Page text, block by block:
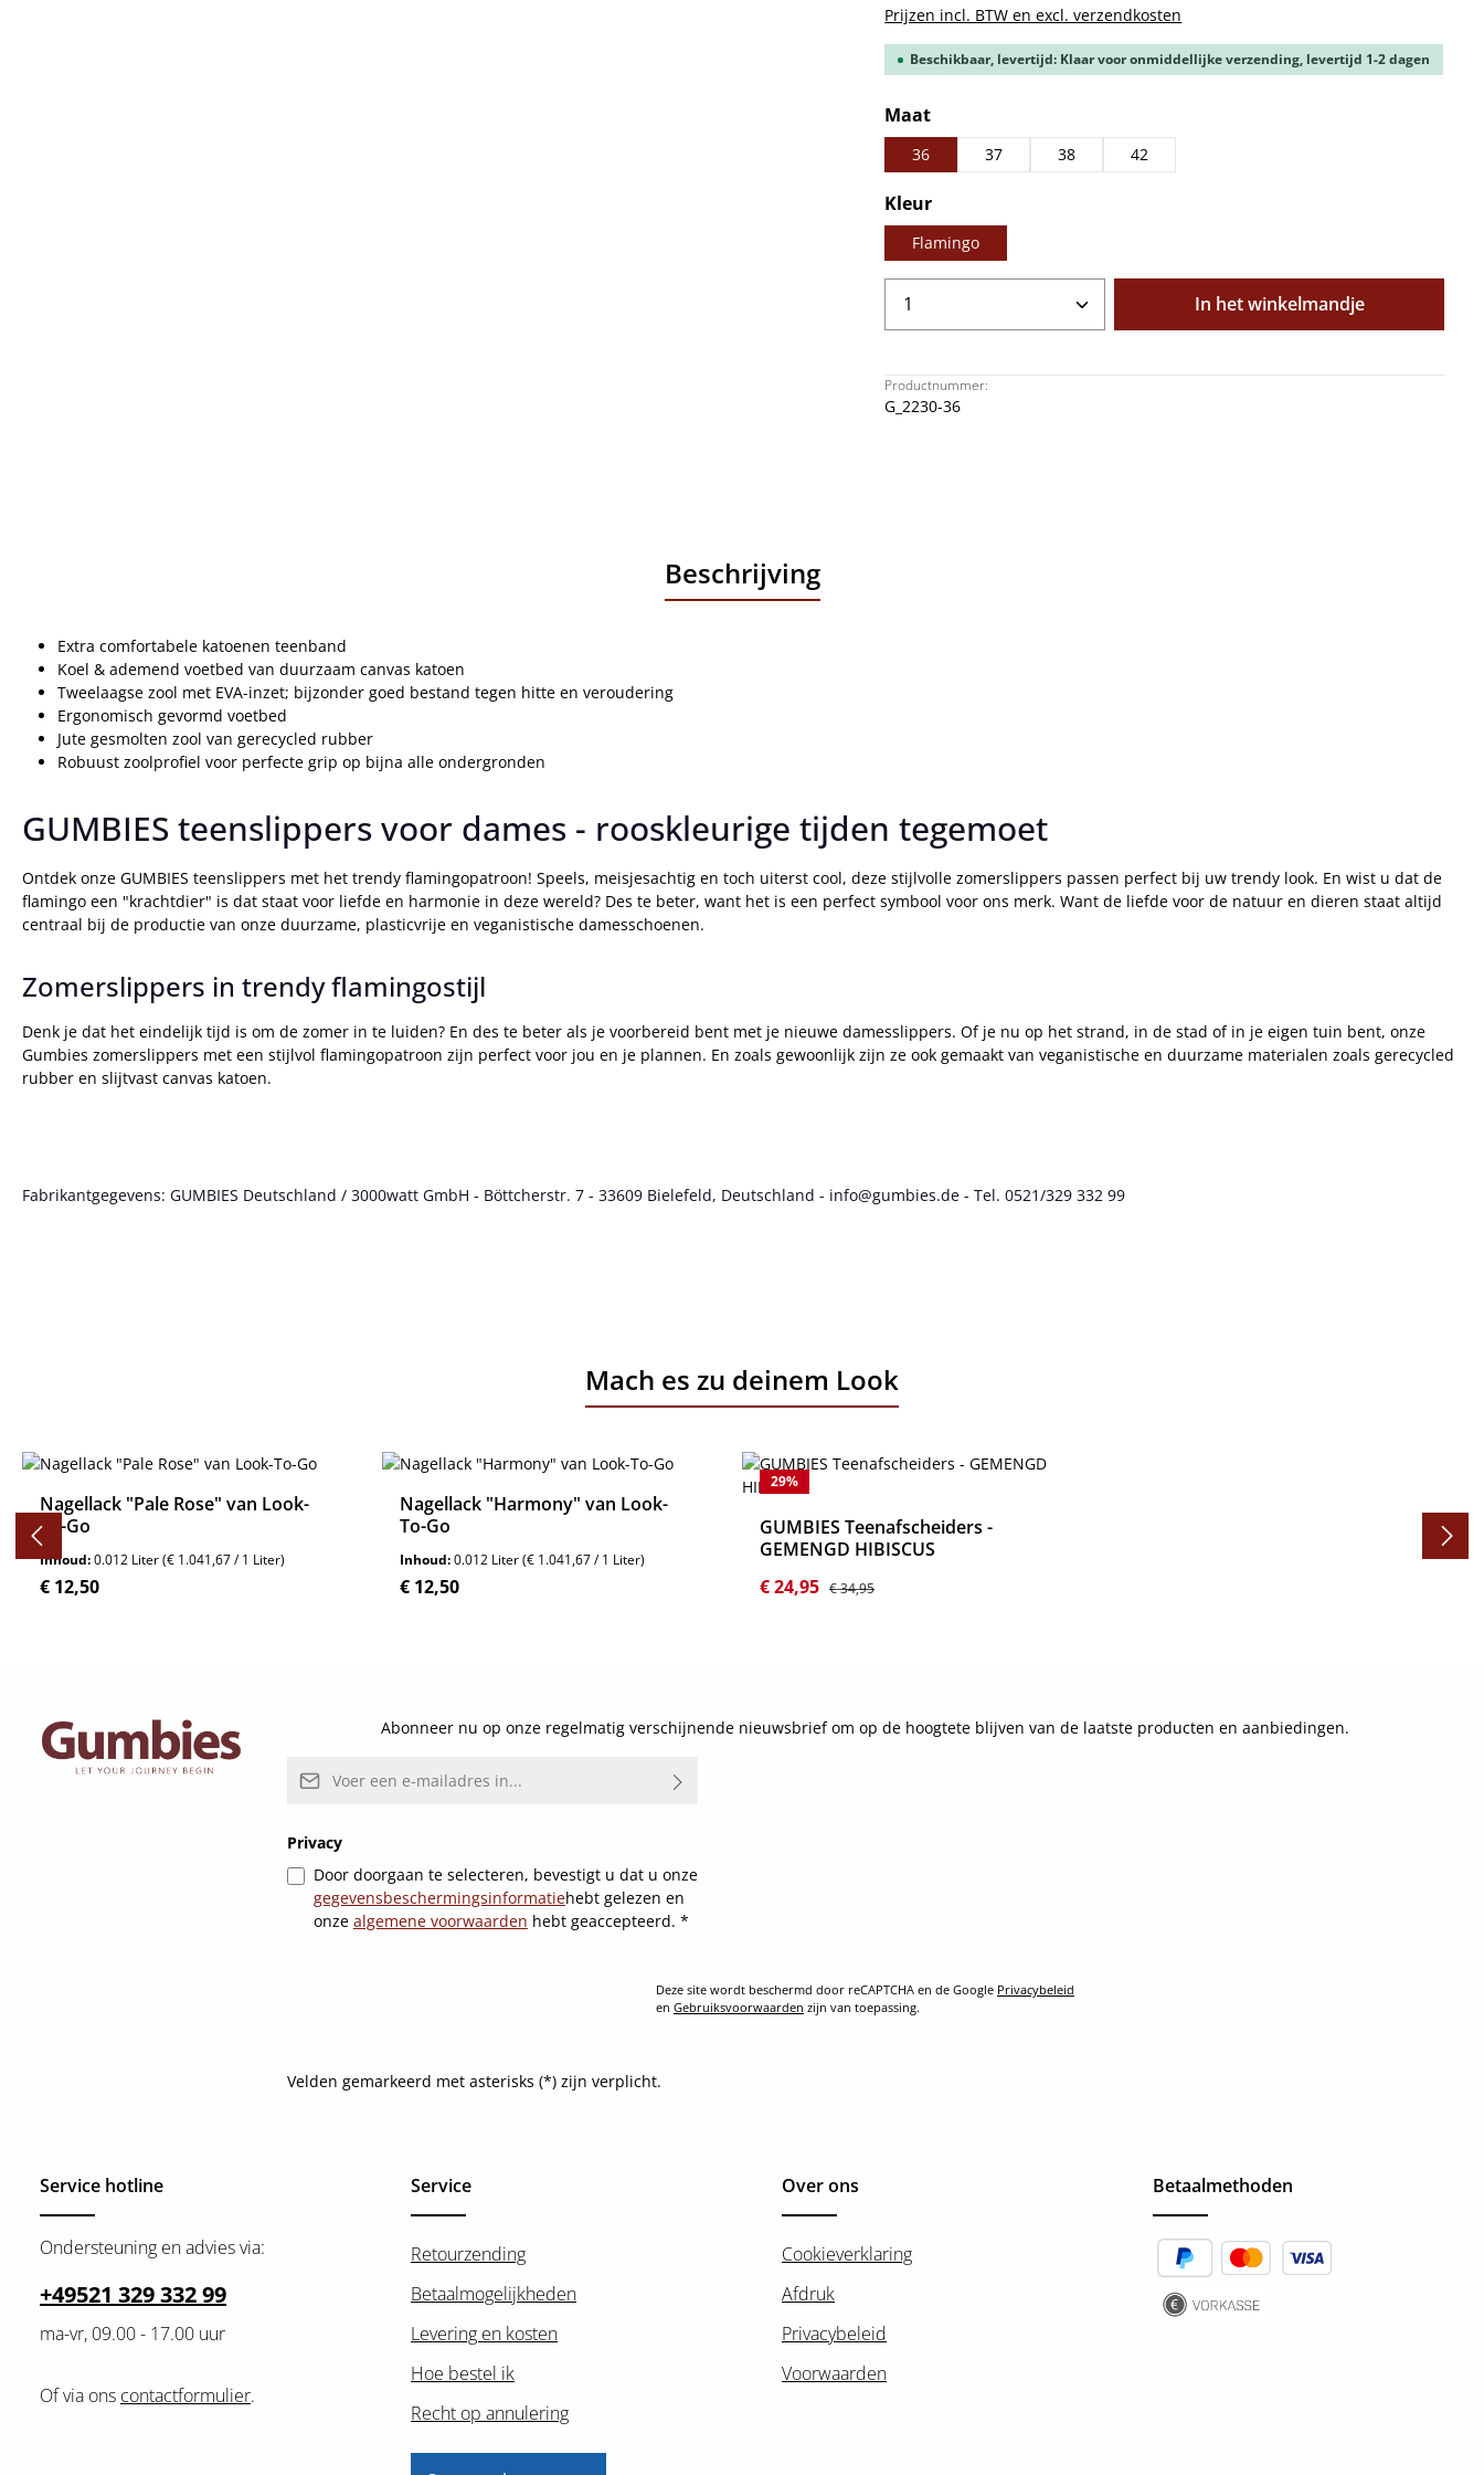
Prijzen incl. BTW en excl. verzendkosten
Beschikbaar, levertijd: Klaar voor onmiddellijke verzending, levertijd 1-2 dagen
Selecteer
Maat
36 37 38 42
Selecteer
Kleur
Flamingo
Producthoeveelheid: Voer de gewenste
In het winkelmandje
Productnummer:
G_2230-36
Beschrijving
Extra comfortabele katoenen teenband
Koel & ademend voetbed van duurzaam canvas katoen
Tweelaagse zool met EVA-inzet; bijzonder goed bestand tegen hitte en veroudering
Ergonomisch gevormd voetbed
Jute gesmolten zool van gerecycled rubber
Robuust zoolprofiel voor perfecte grip op bijna alle ondergronden
GUMBIES teenslippers voor dames - rooskleurige tijden tegemoet
Ontdek onze GUMBIES teenslippers met het trendy flamingopatroon! Speels, meisjesachtig en toch uiterst cool, deze stijlvolle zomerslippers passen perfect bij uw trendy look. En wist u dat de
flamingo een "krachtdier" is dat staat voor liefde en harmonie in deze wereld? Des te beter, want het is een perfect symbool voor ons merk. Want de liefde voor de natuur en dieren staat altijd
centraal bij de productie van onze duurzame, plasticvrije en veganistische damesschoenen.
Zomerslippers in trendy flamingostijl
Denk je dat het eindelijk tijd is om de zomer in te luiden? En des te beter als je voorbereid bent met je nieuwe damesslippers. Of je nu op het strand, in de stad of in je eigen tuin bent, onze
Gumbies zomerslippers met een stijlvol flamingopatroon zijn perfect voor jou en je plannen. En zoals gewoonlijk zijn ze ook gemaakt van veganistische en duurzame materialen zoals gerecycled
rubber en slijtvast canvas katoen.
Fabrikantgegevens: GUMBIES Deutschland / 3000watt GmbH - Böttcherstr. 7 - 33609 Bielefeld, Deutschland - info@gumbies.de - Tel. 0521/329 332 99
Mach es zu deinem Look
Productgalerij overslaan
Nagellack "Pale Rose" van Look-
To-Go
Inhoud:0.012 Liter(€ 1.041,67 / 1 Liter)
Normale prijs:
€ 12,50
Nagellack "Harmony" van Look-
To-Go
Inhoud:0.012 Liter(€ 1.041,67 / 1 Liter)
Normale prijs:
€ 12,50
29%
GUMBIES Teenafscheiders -
GEMENGD HIBISCUS
Verkoopprijs:
€ 24,95 Normale prijs:
€ 34,95
Abonneer nu op onze regelmatig verschijnende nieuwsbrief om op de hoogtete blijven van de laatste producten en aanbiedingen.
E-mailadres*
Privacy
Door doorgaan te selecteren, bevestigt u dat u onze
gegevensbeschermingsinformatiehebt gelezen en
onze algemene voorwaarden hebt geaccepteerd. *
Deze site wordt beschermd door reCAPTCHA en de Google Privacybeleid
en Gebruiksvoorwaarden zijn van toepassing.
Velden gemarkeerd met asterisks (*) zijn verplicht.
Service hotline
Ondersteuning en advies via:
+49521 329 332 99
ma-vr, 09.00 - 17.00 uur
Of via ons contactformulier.
Service
Retourzending
Betaalmogelijkheden
Levering en kosten
Hoe bestel ik
Recht op annulering
Over ons
Cookieverklaring
Afdruk
Privacybeleid
Voorwaarden
Betaalmethoden